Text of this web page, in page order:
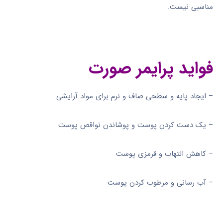
مناسبی نیست.
فواید پرایمر صورت
– ایجاد پایه و سطحی صاف و نرم برای مواد آرایشی
– یک دست کردن پوست و پوشاندن نواقص پوست
– کاهش التهاب و قرمزی پوست
– آب رسانی و مرطوب کردن پوست